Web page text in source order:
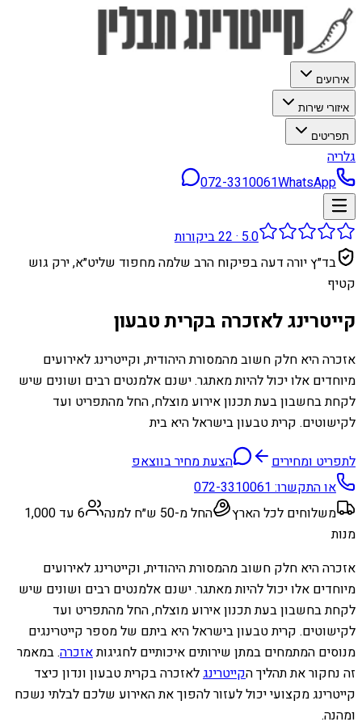
אירועים
איזורי שירות
תפריטים
גלריה
072-3310061WhatsApp
5.0
·
22ביקורות
בד״ץ יורה דעה בפיקוח הרב שלמה מחפוד שליט״א, ירק גוש
קטיף
קייטרינג לאזכרה בקרית טבעון
אזכרה היא חלק חשוב מהמסורת היהודית, וקייטרינג לאירועים
מיוחדים אלו יכול להיות מאתגר. ישנם אלמנטים רבים ושונים שיש
לקחת בחשבון בעת תכנון אירוע מוצלח, החל מהתפריט ועד
לקישוטים. קרית טבעון בישראל היא בית
לתפריט ומחירים
הצעת מחיר בווצאפ
או התקשרו:072-3310061
משלוחים לכל הארץ
החל מ-50 ש״ח למנה
6 עד 1,000
מנות
אזכרה היא חלק חשוב מהמסורת היהודית, וקייטרינג לאירועים
מיוחדים אלו יכול להיות מאתגר. ישנם אלמנטים רבים ושונים שיש
לקחת בחשבון בעת תכנון אירוע מוצלח, החל מהתפריט ועד
לקישוטים. קרית טבעון בישראל היא ביתם של מספר קייטרינגים
מנוסים המתמחים במתן שירותים איכותיים לחגיגותאזכרה. במאמר
זה נחקור את תהליך הקייטרינגלאזכרה בקרית טבעון ונדון כיצד
קייטרינג מקצועי יכול לעזור להפוך את האירוע שלכם לבלתי נשכח
ומהנה.